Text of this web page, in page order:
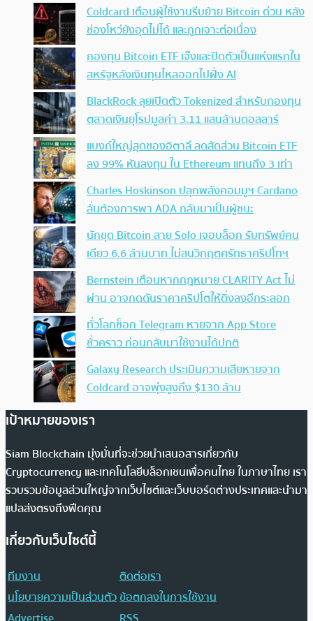
Coldcard เตือนผู้ใช้งานรีบย้าย Bitcoin ด่วน หลัง
ช่องโหว่ยังอุดไม่ได้ และถูกเจาะต่อเนื่อง
กองทุน Bitcoin ETF เจ๊งและปิดตัวเป็นแห่งแรกใน
สหรัฐหลังเงินทุนไหลออกไปฝั่ง AI
BlackRock ลุยเปิดตัว Tokenized สำหรับกองทุน
ตลาดเงินยุโรปมูลค่า 3.11 แสนล้านดอลลาร์
แบงก์ใหญ่สุดของอิตาลี ลดสัดส่วน Bitcoin ETF
ลง 99% หันลงทุน ใน Ethereum แทนถึง 3 เท่า
Charles Hoskinson ปลุกพลังคอมมูฯ Cardano
ลั่นต้องการพา ADA กลับมาเป็นผู้ชนะ
นักขุด Bitcoin สาย Solo เจอบล็อก รับทรัพย์คน
เดียว 6.6 ล้านบาท ไม่สนวิกฤตศรัทธาคริปโทฯ
Bernstein เตือนหากกฎหมาย CLARITY Act ไม่
ผ่าน อาจกดดันราคาคริปโตให้ดิ่งลงอีกระลอก
ทั่วโลกช็อก Telegram หายจาก App Store
ชั่วคราว ก่อนกลับมาใช้งานได้ปกติ
Galaxy Research ประเมินความเสียหายจาก
Coldcard อาจพุ่งสูงถึง $130 ล้าน
เป้าหมายของเรา
Siam Blockchain มุ่งมั่นที่จะช่วยนำเสนอสารเกี่ยวกับ
Cryptocurrency และเทคโนโลยีบล็อกเชนเพื่อคนไทย ในภาษาไทย เรา
รวบรวมข้อมูลส่วนใหญ่จากเว็บไซต์และเว็บบอร์ดต่างประเทศและนำมา
แปลส่งตรงถึงฟีดคุณ
เกี่ยวกับเว็บไซต์นี้
ทีมงาน
ติดต่อเรา
นโยบายความเป็นส่วนตัวข้อตกลงในการใช้งาน